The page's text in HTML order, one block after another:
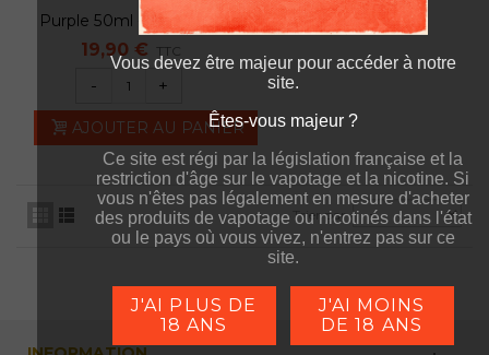
Purple 50ml - Full Moon
19,90 € TTC
- +
AJOUTER AU PANIER
Trier par
Êtes-vous majeur ?
Ce site est régi par la législation française et la
restriction d'âge sur le vapotage et la nicotine. Si
vous n'êtes pas légalement en mesure d'acheter
des produits de vapotage ou nicotinés dans l'état
ou le pays où vous vivez, n'entrez pas sur ce
site.
Vous devez être majeur pour accéder à notre
site.
Êtes-vous majeur ?
Ce site est régi par la législation française et la
restriction d'âge sur le vapotage et la nicotine. Si
vous n'êtes pas légalement en mesure d'acheter
des produits de vapotage ou nicotinés dans l'état
ou le pays où vous vivez, n'entrez pas sur ce
site.
J'AI PLUS DE
18 ANS
J'AI MOINS
DE 18 ANS